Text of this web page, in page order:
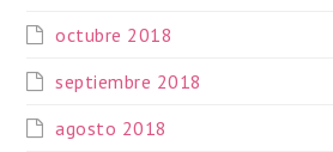
octubre 2018
septiembre 2018
agosto 2018